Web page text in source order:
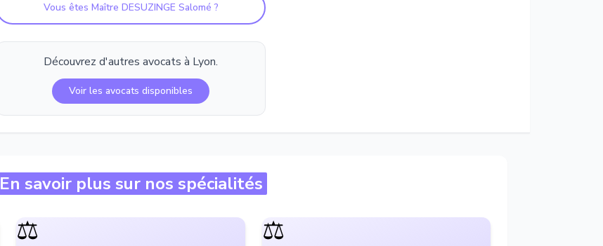
Vous êtes Maître DESUZINGE Salomé ?
Découvrez d'autres avocats à Lyon.
Voir les avocats disponibles
En savoir plus sur nos spécialités
⚖️ ⚖️